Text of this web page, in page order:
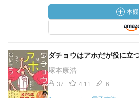
ダチョウはアホだが役に立
塚本康浩
37 4.11 6